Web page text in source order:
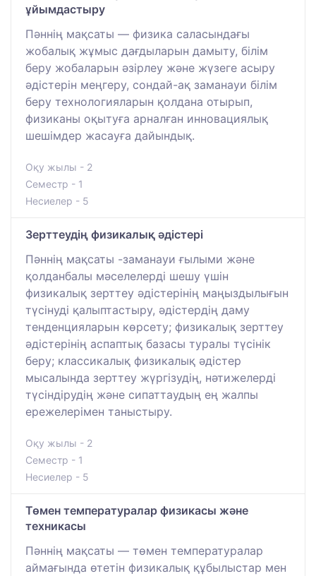
ұйымдастыру
Пәннің мақсаты — физика саласындағы
жобалық жұмыс дағдыларын дамыту, білім
беру жобаларын әзірлеу және жүзеге асыру
әдістерін меңгеру, сондай-ақ заманауи білім
беру технологияларын қолдана отырып,
физиканы оқытуға арналған инновациялық
шешімдер жасауға дайындық.
Оқу жылы - 2
Семестр - 1
Несиелер - 5
Зерттеудің физикалық әдістері
Пәннің мақсаты -заманауи ғылыми және
қолданбалы мәселелерді шешу үшін
физикалық зерттеу әдістерінің маңыздылығын
түсінуді қалыптастыру, әдістердің даму
тенденцияларын көрсету; физикалық зерттеу
әдістерінің аспаптық базасы туралы түсінік
беру; классикалық физикалық әдістер
мысалында зерттеу жүргізудің, нәтижелерді
түсіндірудің және сипаттаудың ең жалпы
ережелерімен таныстыру.
Оқу жылы - 2
Семестр - 1
Несиелер - 5
Төмен температуралар физикасы және
техникасы
Пәннің мақсаты — төмен температуралар
аймағында өтетін физикалық құбылыстар мен